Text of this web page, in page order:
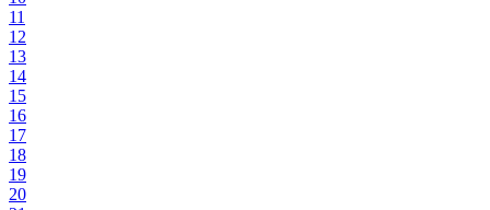
11
12
13
14
15
16
17
18
19
20